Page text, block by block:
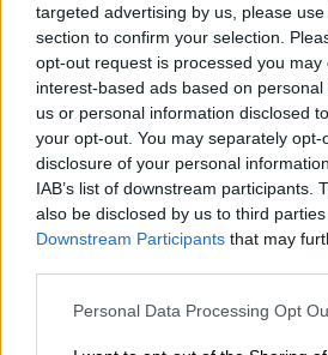
targeted advertising by us, please
section to confirm your selection.
opt-out request is processed you may
interest-based ads based on
us or personal information disclosed
your opt-out. You may separately
disclosure of your personal
IAB’s list of downstream participants.
also be disclosed by us to third
Downstream Participants that may
Personal Data Processing Opt
Παραγωγός προσέφερε 2 τόνους
καρπούζια στο Κοινωνικό
Τα υπερηχητικά αεροπλάνα
δεκαετίες μετά το Concorde
06/08/2026 , 22:53
Χρ. Καπετάνος: Τιμή στη μεγάλη